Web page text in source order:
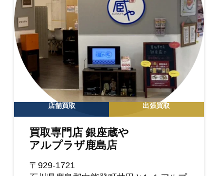
店舗買取 出張買取
買取専門店 銀座蔵や
アルプラザ鹿島店
〒929-1721